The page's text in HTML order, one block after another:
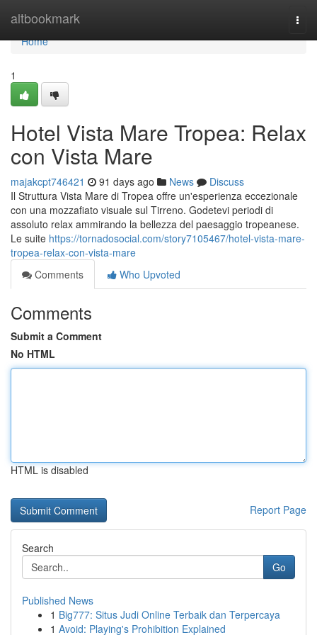
altbookmark
Home
Home
1
Hotel Vista Mare Tropea: Relax
con Vista Mare
majakcpt746421 91 days ago News
Discuss
Il Struttura Vista Mare di Tropea offre un'esperienza eccezionale
con una mozzafiato visuale sul Tirreno. Godetevi periodi di
assoluto relax ammirando la bellezza del paesaggio tropeanese.
Le suite https://tornadosocial.com/story7105467/hotel-vista-mare-
tropea-relax-con-vista-mare
Comments
Who Upvoted
Comments
Submit a Comment
No HTML
HTML is disabled
Report Page
Search
Go
Published News
1 Big777: Situs Judi Online Terbaik dan Terpercaya
1 Avoid: Playing's Prohibition Explained